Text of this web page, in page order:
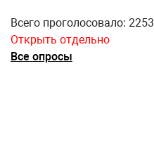
Всего проголосовало: 2253
Открыть отдельно
Все опросы